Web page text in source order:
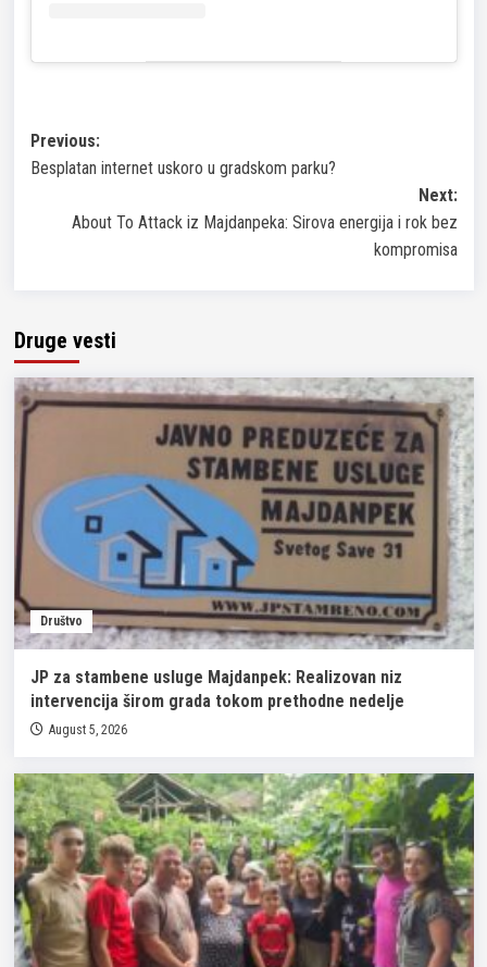
Post
navigation
Previous:
Besplatan internet uskoro u gradskom parku?
Next:
About To Attack iz Majdanpeka: Sirova energija i rok bez
kompromisa
Druge vesti
Društvo
JP za stambene usluge Majdanpek: Realizovan niz
intervencija širom grada tokom prethodne nedelje
August 5, 2026